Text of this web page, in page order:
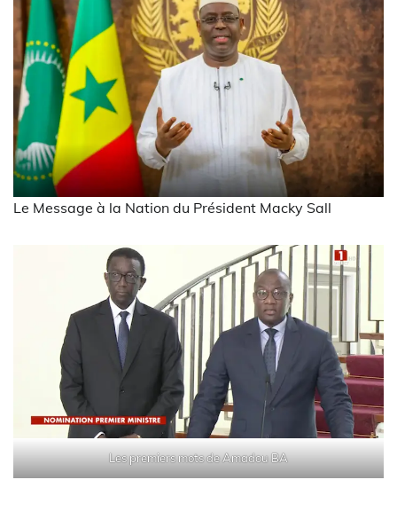
Le Message à la Nation du Président Macky Sall
Les premiers mots de Amadou BA